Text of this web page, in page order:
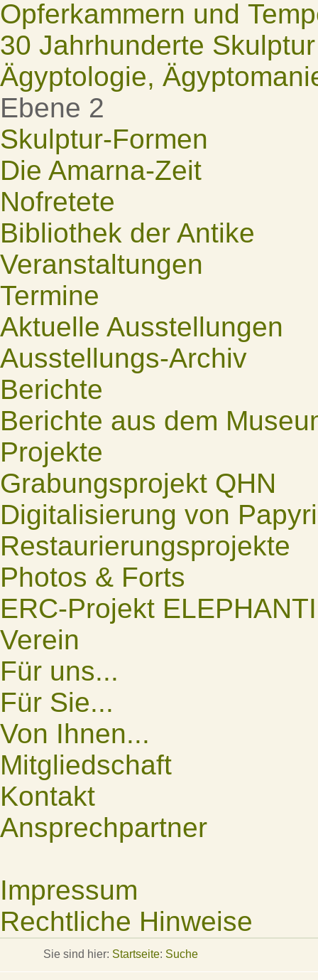
Opferkammern und
30 Jahrhunderte Skulptur
Ägyptologie,
Ebene 2
Skulptur-Formen
Die Amarna-Zeit
Nofretete
Bibliothek der Antike
Veranstaltungen
Termine
Aktuelle Ausstellungen
Ausstellungs-Archiv
Berichte
Berichte aus dem
Projekte
Grabungsprojekt QHN
Digitalisierung von
Restaurierungsprojekte
Photos & Forts
ERC-Projekt
Verein
Für uns...
Für Sie...
Von Ihnen...
Mitgliedschaft
Kontakt
Ansprechpartner
Impressum
Rechtliche Hinweise
Sie sind hier: Startseite: Suche